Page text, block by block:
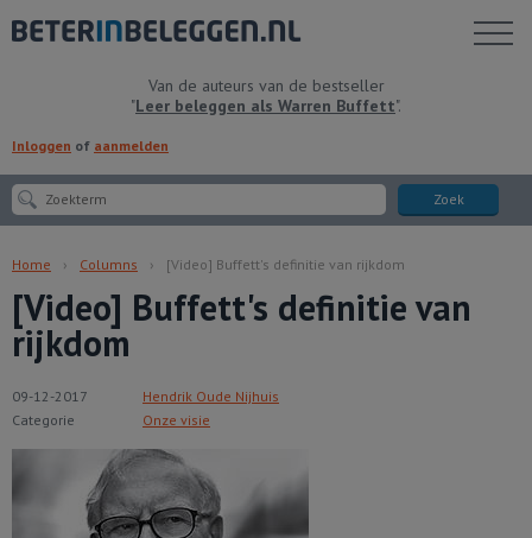
Van de auteurs van de bestseller
"Leer beleggen als Warren Buffett".
Inloggen of aanmelden
Zoek
Toon
Home Columns [Video] Buffett's definitie van rijkdom
[Video] Buffett's definitie van
rijkdom
09-12-2017
Hendrik Oude Nijhuis
Categorie
Onze visie